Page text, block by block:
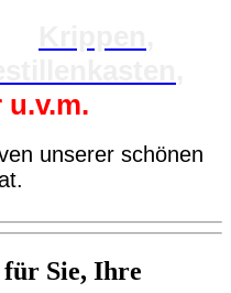
unserer schönen
für Sie, Ihre